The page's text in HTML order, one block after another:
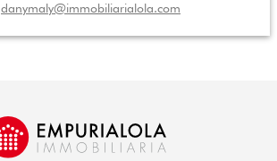
danymaly@immobiliarialola.com